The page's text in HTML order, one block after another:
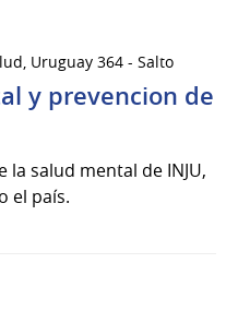
Uruguay 364 - Salto
y prevencion de
la salud mental de INJU,
el país.